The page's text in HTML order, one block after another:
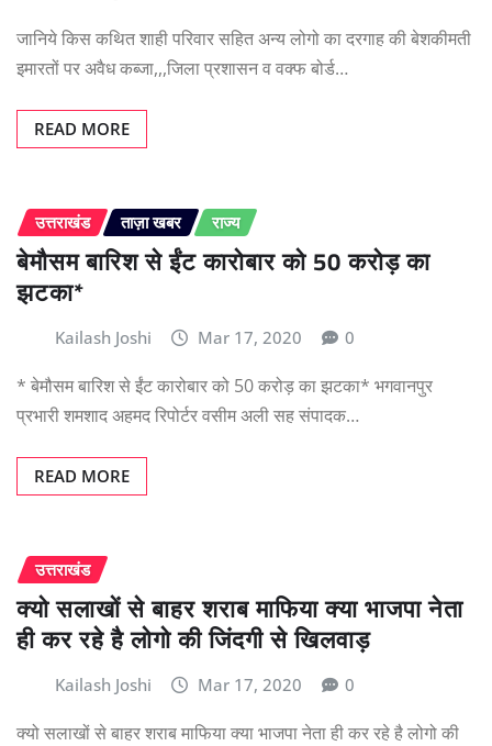
जानिये किस कथित शाही परिवार सहित अन्य लोगो का दरगाह की बेशकीमती
इमारतों पर अवैध कब्जा,,,जिला प्रशासन व वक्फ बोर्ड…
READ MORE
उत्तराखंड ताज़ा खबर राज्य
बेमौसम बारिश से ईंट कारोबार को 50 करोड़ का
झटका*
Kailash Joshi Mar 17, 2020 0
* बेमौसम बारिश से ईंट कारोबार को 50 करोड़ का झटका* भगवानपुर
प्रभारी शमशाद अहमद रिपोर्टर वसीम अली सह संपादक…
READ MORE
उत्तराखंड
क्यो सलाखों से बाहर शराब माफिया क्या भाजपा नेता
ही कर रहे है लोगो की जिंदगी से खिलवाड़
Kailash Joshi Mar 17, 2020 0
क्यो सलाखों से बाहर शराब माफिया क्या भाजपा नेता ही कर रहे है लोगो की